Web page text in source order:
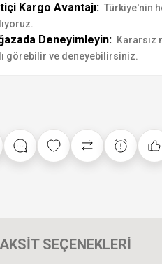
Kargo Avantajı: Türkiye'nin
Deneyimleyin: Kararsız
görebilir ve deneyebilirsiniz.
SEÇENEKLERİ